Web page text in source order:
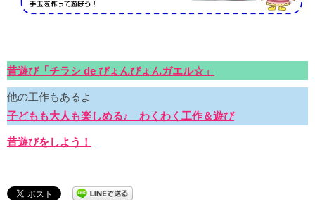
昔遊び「チラシ de ぴょんぴょんガエル☆ 」
他の工作もあるよ
子どもも大人も楽しめる♪ わくわく工作＆遊び
昔遊びをしよう！